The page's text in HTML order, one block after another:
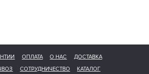
ОПЛАТА О НАС
ДОСТАВКА
СОТРУДНИЧЕСТВО
КАТАЛОГ